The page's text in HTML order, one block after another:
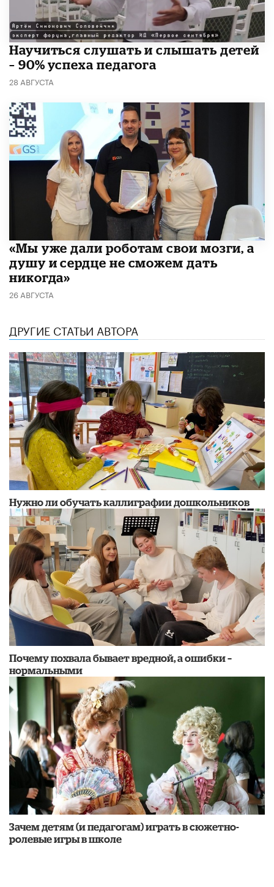
Научиться слушать и слышать детей
– 90% успеха педагога
28 АВГУСТА
«Мы уже дали роботам свои мозги, а
душу и сердце не сможем дать
никогда»
26 АВГУСТА
ДРУГИЕ СТАТЬИ АВТОРА
Нужно ли обучать каллиграфии дошкольников
​Почему похвала бывает вредной, а ошибки –
нормальными
Зачем детям (и педагогам) играть в сюжетно-
ролевые игры в школе